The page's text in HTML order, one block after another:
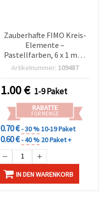
Zauberhafte FIMO Kreis-
Elemente –
Pastellfarben, 6 x 1 mm,
20 g Packung, gemischt
Artikelnummer: 109487
1.00€ 1-9 Paket
RABATTE
FÜR MENGE
0.70 €- 30 %10-19 Paket
0.60 €- 40 % 20 Paket +
IN DEN WARENKORB